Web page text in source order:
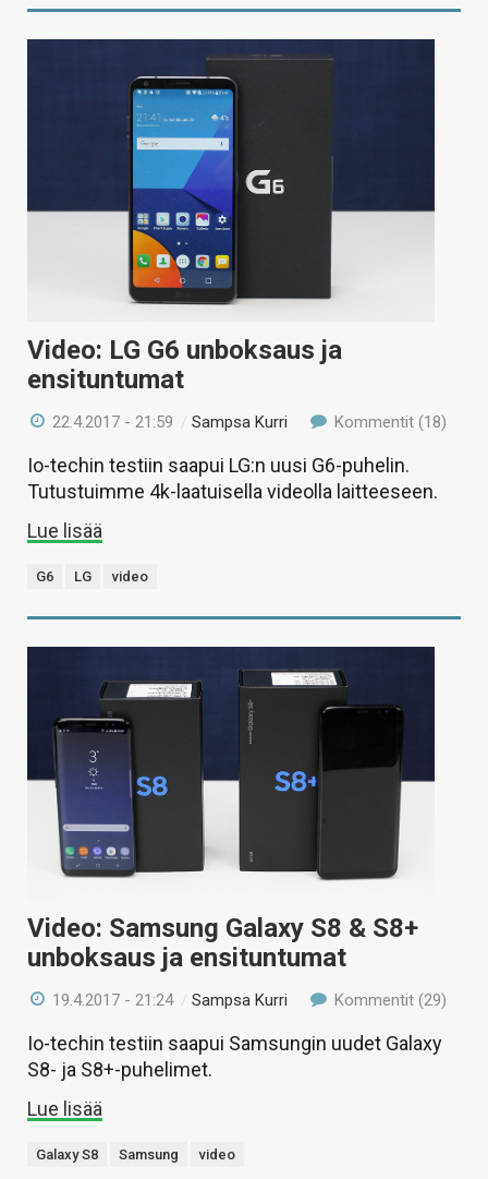
Video: LG G6 unboksaus ja
ensituntumat
22.4.2017 - 21:59 /Sampsa Kurri Kommentit (18)
Io-techin testiin saapui LG:n uusi G6-puhelin.
Tutustuimme 4k-laatuisella videolla laitteeseen.
Lue lisää
G6 LG video
Video: Samsung Galaxy S8 & S8+
unboksaus ja ensituntumat
19.4.2017 - 21:24 /Sampsa Kurri Kommentit (29)
Io-techin testiin saapui Samsungin uudet Galaxy
S8- ja S8+-puhelimet.
Lue lisää
Galaxy S8 Samsung video